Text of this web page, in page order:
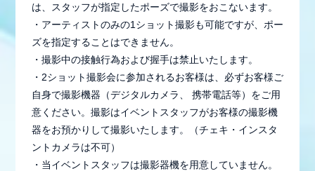
は、スタッフが指定したポーズで撮影をおこないます。
・アーティストのみの1ショット撮影も可能ですが、ポー
ズを指定することはできません。
・撮影中の接触行為および握手は禁止いたします。
・2ショット撮影会に参加されるお客様は、必ずお客様ご
自身で撮影機器（デジタルカメラ、 携帯電話等）をご用
意ください。撮影はイベントスタッフがお客様の撮影機
器をお預かりして撮影いたします。（チェキ・インスタ
ントカメラは不可）
・当イベントスタッフは撮影器機を用意していません。